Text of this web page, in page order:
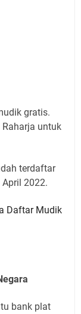
gratis.
untuk
terdaftar
2022.
Daftar Mudik
bank plat